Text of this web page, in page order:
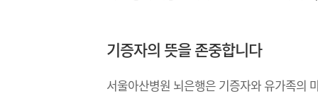
기증자의 뜻을 존중합니다
서울아산병원 뇌은행은 기증자와 유가족의